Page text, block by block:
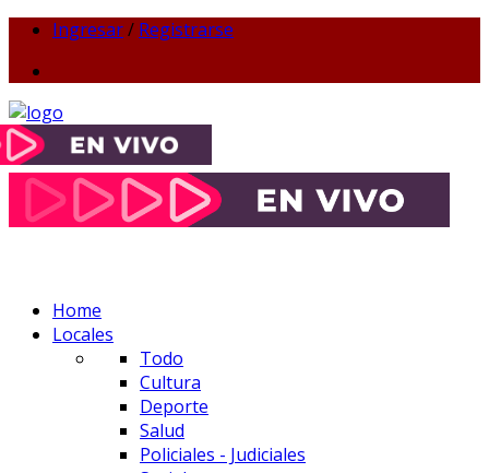
Ingresar/ Registrarse
Home
Locales
Todo
Cultura
Deporte
Salud
Policiales - Judiciales